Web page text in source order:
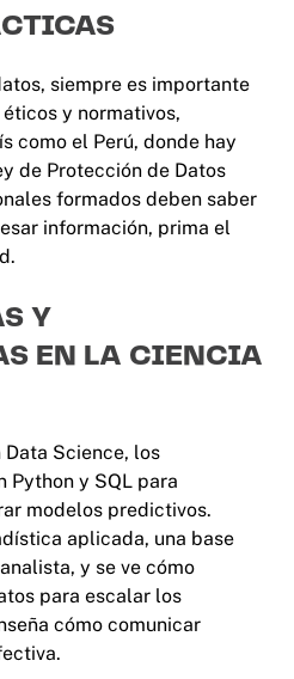
siempre es importante
y normativos,
como el Perú, donde hay
de Protección de Datos
formados deben saber
información, prima el
Y
EN LA CIENCIA
Science, los
Python y SQL para
modelos predictivos.
aplicada, una base
y se ve cómo
para escalar los
cómo comunicar